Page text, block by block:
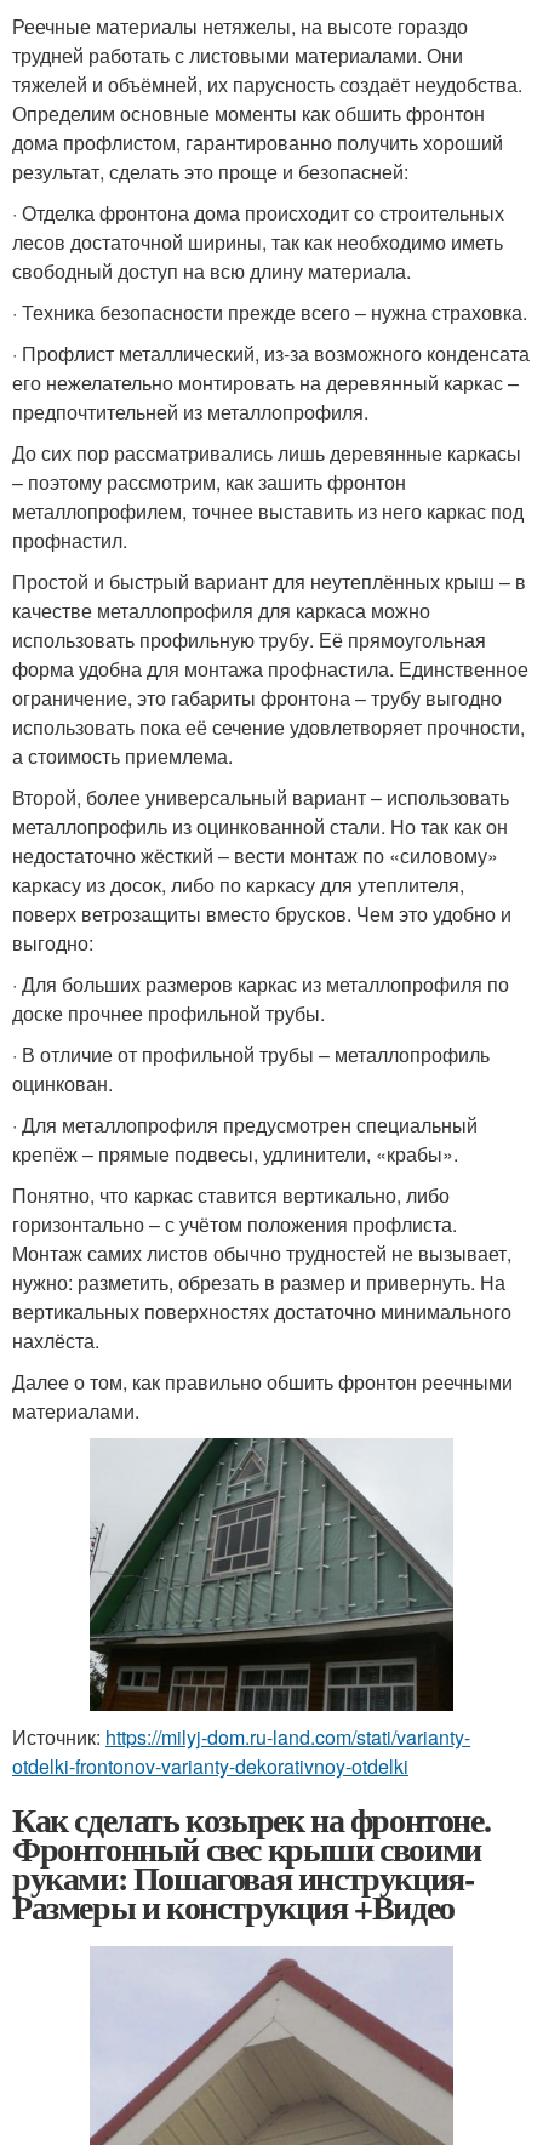
Реечные материалы нетяжелы, на высоте гораздо
трудней работать с листовыми материалами. Они
тяжелей и объёмней, их парусность создаёт неудобства.
Определим основные моменты как обшить фронтон
дома профлистом, гарантированно получить хороший
результат, сделать это проще и безопасней:
· Отделка фронтона дома происходит со строительных
лесов достаточной ширины, так как необходимо иметь
свободный доступ на всю длину материала.
· Техника безопасности прежде всего – нужна страховка.
· Профлист металлический, из-за возможного конденсата
его нежелательно монтировать на деревянный каркас –
предпочтительней из металлопрофиля.
До сих пор рассматривались лишь деревянные каркасы
– поэтому рассмотрим, как зашить фронтон
металлопрофилем, точнее выставить из него каркас под
профнастил.
Простой и быстрый вариант для неутеплённых крыш – в
качестве металлопрофиля для каркаса можно
использовать профильную трубу. Её прямоугольная
форма удобна для монтажа профнастила. Единственное
ограничение, это габариты фронтона – трубу выгодно
использовать пока её сечение удовлетворяет прочности,
а стоимость приемлема.
Второй, более универсальный вариант – использовать
металлопрофиль из оцинкованной стали. Но так как он
недостаточно жёсткий – вести монтаж по «силовому»
каркасу из досок, либо по каркасу для утеплителя,
поверх ветрозащиты вместо брусков. Чем это удобно и
выгодно:
· Для больших размеров каркас из металлопрофиля по
доске прочнее профильной трубы.
· В отличие от профильной трубы – металлопрофиль
оцинкован.
· Для металлопрофиля предусмотрен специальный
крепёж – прямые подвесы, удлинители, «крабы».
Понятно, что каркас ставится вертикально, либо
горизонтально – с учётом положения профлиста.
Монтаж самих листов обычно трудностей не вызывает,
нужно: разметить, обрезать в размер и привернуть. На
вертикальных поверхностях достаточно минимального
нахлёста.
Далее о том, как правильно обшить фронтон реечными
материалами.
Источник: https://milyj-dom.ru-land.com/stati/varianty-
otdelki-frontonov-varianty-dekorativnoy-otdelki
Как сделать козырек на фронтоне.
Фронтонный свес крыши своими
руками: Пошаговая инструкция-
Размеры и конструкция +Видео